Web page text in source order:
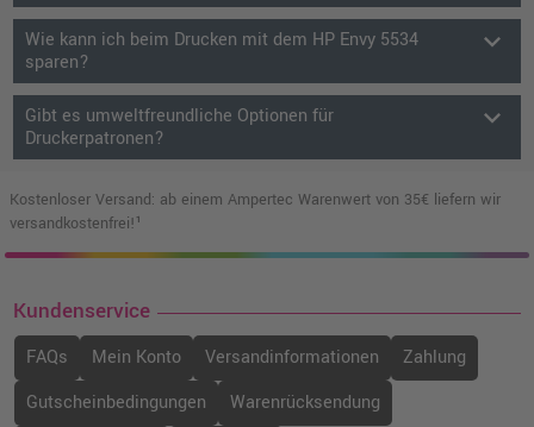
Wie kann ich beim Drucken mit dem HP Envy 5534
sparen?
keyboard_arrow_down
Gibt es umweltfreundliche Optionen für
Druckerpatronen?
keyboard_arrow_down
Kostenloser Versand: ab einem Ampertec Warenwert von 35€ liefern wir
versandkostenfrei!¹
Kundenservice
FAQs Mein Konto Versandinformationen
Zahlung
Gutscheinbedingungen
Warenrücksendung